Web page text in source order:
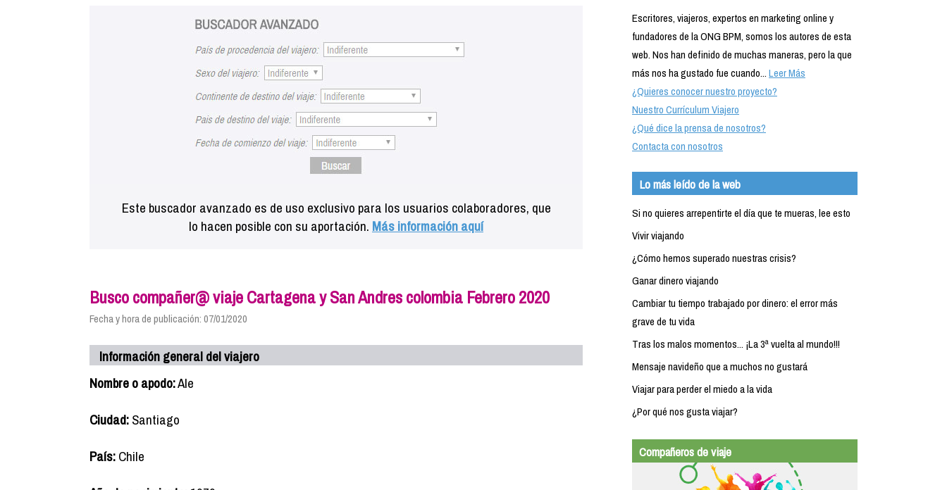
Este buscador avanzado es de uso exclusivo para los usuarios colaboradores, que
lo hacen posible con su aportación. Más información aquí
Busco compañer@ viaje Cartagena y San Andres colombia Febrero 2020
Fecha y hora de publicación: 07/01/2020
Información general del viajero
Nombre o apodo:Ale
Ciudad:Santiago
País:Chile
Escritores, viajeros, expertos en marketing online y
fundadores de la ONG BPM, somos los autores de esta
web. Nos han definido de muchas maneras, pero la que
más nos ha gustado fue cuando...Leer Más
¿Quieres conocer nuestro proyecto?
Nuestro Currículum Viajero
¿Qué dice la prensa de nosotros?
Contacta con nosotros
Lo más leído de la web
Si no quieres arrepentirte el día que te mueras, lee esto
Vivir viajando
¿Cómo hemos superado nuestras crisis?
Ganar dinero viajando
Cambiar tu tiempo trabajado por dinero: el error más
grave de tu vida
Tras los malos momentos... ¡La 3ª vuelta al mundo!!!
Mensaje navideño que a muchos no gustará
Viajar para perder el miedo a la vida
¿Por qué nos gusta viajar?
Compañeros de viaje